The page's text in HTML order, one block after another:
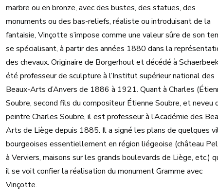
marbre ou en bronze, avec des bustes, des statues, des
monuments ou des bas-reliefs, réaliste ou introduisant de la
fantaisie, Vinçotte s’impose comme une valeur sûre de son
se spécialisant, à partir des années 1880 dans la
des chevaux. Originaire de Borgerhout et décédé à
été professeur de sculpture à l’Institut supérieur national des
Beaux-Arts d’Anvers de 1886 à 1921. Quant à Charles
Soubre, second fils du compositeur Étienne Soubre, et neveu
peintre Charles Soubre, il est professeur à l’Académie des
Arts de Liège depuis 1885. Il a signé les plans de quelques
bourgeoises essentiellement en région liégeoise (château
à Verviers, maisons sur les grands boulevards de Liège, etc.)
il se voit confier la réalisation du monument Gramme avec
Vinçotte.